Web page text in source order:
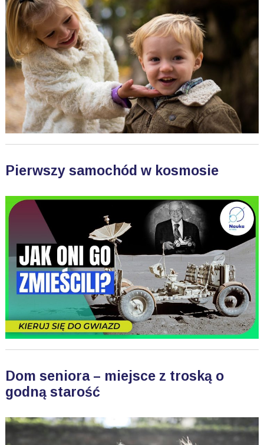
Pierwszy samochód w kosmosie
Dom seniora – miejsce z troską o
godną starość